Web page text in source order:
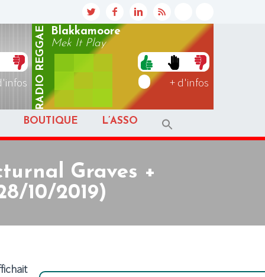
RADIO
REGGAE
Blakkamoore
Mek It Play
+ d'infos
BOUTIQUE L’ASSO
Graves +
10/2019)